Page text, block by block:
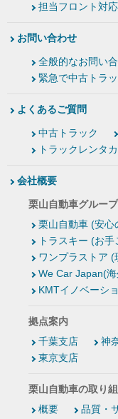
担当フロント対応
お問い合わせ
全般的なお問い
緊急で中古トラ
よくあるご質問
中古トラック
トラックレンタ
会社概要
栗山自動車グループ
栗山自動車 (安心
トラスキー (お
ワンプラストア
We Car Japan(海
KMTイノベーシ
拠点案内
千葉支店
神
東京支店
栗山自動車の取り
概要
品質・